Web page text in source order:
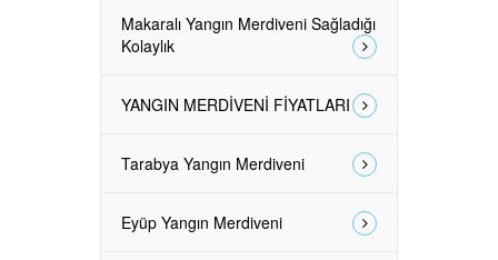
Makaralı Yangın Merdiveni Sağladığı
Kolaylık
YANGIN MERDİVENİ FİYATLARI
Tarabya Yangın Merdiveni
Eyüp Yangın Merdiveni